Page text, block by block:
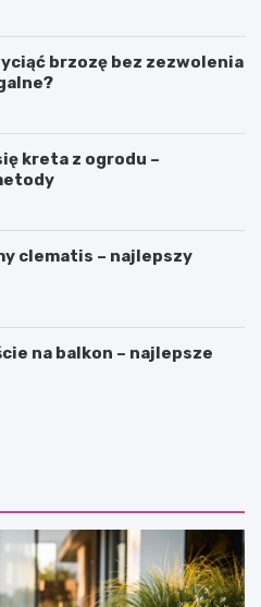
brzozę bez zezwolenia
kreta z ogrodu –
clematis – najlepszy
na balkon – najlepsze